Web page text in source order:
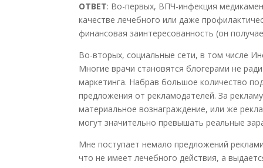
ОТВЕТ: Во-первых, ВПЧ-инфекция
качестве лечебного или даже
финансовая заинтересованность (он
Во-вторых, социальные сети, в том числе
Многие врачи становятся блогерами не
маркетинга. Набрав большое количество
предложения от рекламодателей. За
материальное вознаграждение, или же
могут значительно превышать реальные
Мне поступает немало предложений
что не имеет лечебного действия, а